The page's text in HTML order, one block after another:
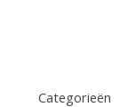
Categorieën